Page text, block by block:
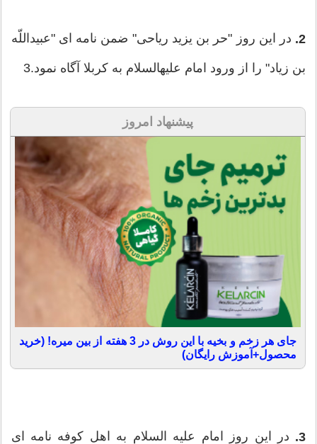
2. در این روز "حر بن یزید ریاحی" ضمن نامه ‏ای "عبیداللّه‏
بن زیاد" را از ورود امام علیه‏السلام به كربلا آگاه نمود.3
پیشنهاد امروز
جای هر زخم و بخیه با این روش در 3 هفته از بین میره! (خرید
محصول+آموزش رایگان)
3. در این روز امام علیه ‏السلام به اهل كوفه نامه‏ ای